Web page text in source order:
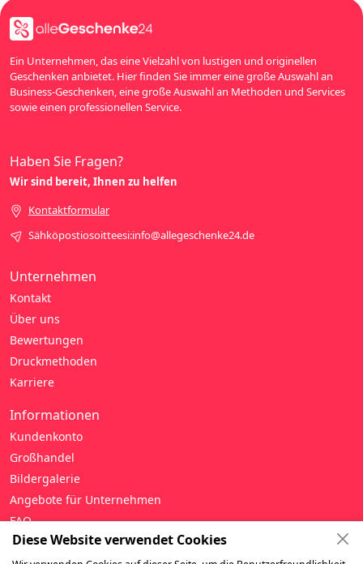
Ein Unternehmen, das eine Vielzahl von lustigen und originellen
Geschenken anbietet. Hier finden Sie immer eine große Auswahl an
Business-Geschenken, eine große Auswahl an Methoden und Services
sowie einen professionellen Service.
Unternehmen
Kontakt
Über uns
Bewertungen
Druckmethoden
Karriere
Informationen
Kundenkonto
Großhandel
Bildergalerie
Angebote für Unternehmen
FAQ
Haben Sie Fragen?
Wir sind bereit, Ihnen zu helfen
Kontaktformular
Sähköpostiosoitteesi:info@allegeschenke24.de
Diese Website verwendet Cookies